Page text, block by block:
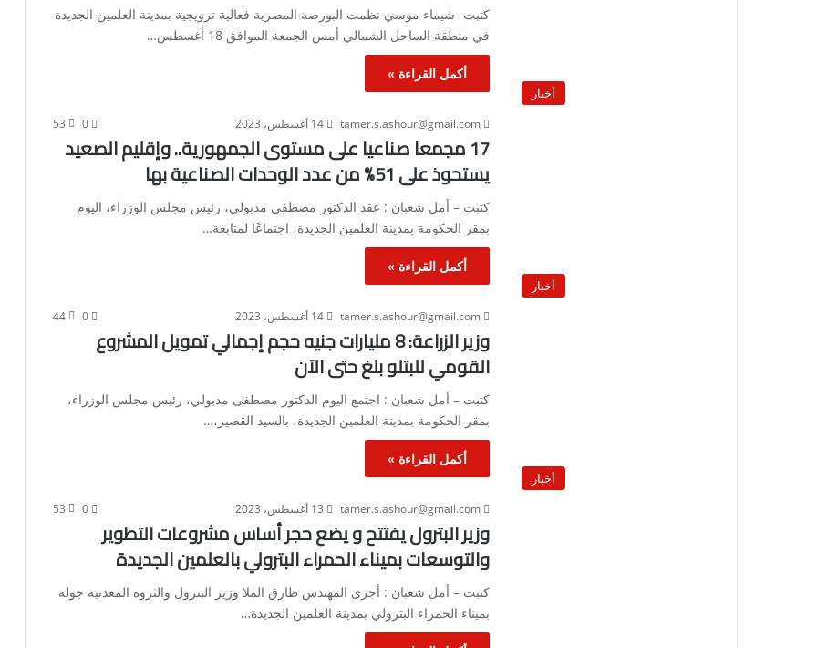
كتبت -شيماء موسي نظمت البورصة المصرية فعالية ترويجية بمدينة العلمين الجديدة
في منطقة الساحل الشمالي أمس الجمعة الموافق 18 أغسطس…
أكمل القراءة »
أخبار
tamer.s.ashour@gmail.com 14 أغسطس، 2023 0
53
17 مجمعا صناعيا على مستوى الجمهورية.. وإقليم الصعيد
يستحوذ على 51% من عدد الوحدات الصناعية بها
كتبت – أمل شعبان : عقد الدكتور مصطفى مدبولي، رئيس مجلس الوزراء، اليوم
بمقر الحكومة بمدينة العلمين الجديدة، اجتماعًا لمتابعة…
أكمل القراءة »
أخبار
tamer.s.ashour@gmail.com 14 أغسطس، 2023 0
44
وزير الزراعة: 8 مليارات جنيه حجم إجمالي تمويل المشروع
القومي للبتلو بلغ حتى الآن
كتبت – أمل شعبان : اجتمع اليوم الدكتور مصطفى مدبولي، رئيس مجلس الوزراء،
بمقر الحكومة بمدينة العلمين الجديدة، بالسيد القصير،…
أكمل القراءة »
أخبار
tamer.s.ashour@gmail.com 13 أغسطس، 2023 0
53
وزير البترول يفتتح و يضع حجر أساس مشروعات التطوير
والتوسعات بميناء الحمراء البترولي بالعلمين الجديدة
كتبت – أمل شعبان : أجرى المهندس طارق الملا وزير البترول والثروة المعدنية جولة
بميناء الحمراء البترولي بمدينة العلمين الجديدة…